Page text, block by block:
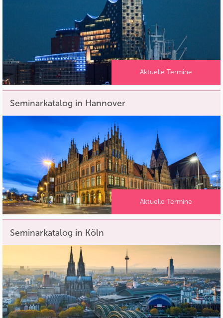
Aktuelle Termine
Seminarkatalog in Hannover
Aktuelle Termine
Seminarkatalog in Köln